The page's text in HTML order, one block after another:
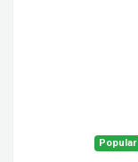
Popular